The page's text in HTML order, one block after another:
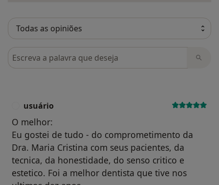
Pesquisar em opiniões
usuário
O melhor:
Eu gostei de tudo - do comprometimento da
Dra. Maria Cristina com seus pacientes, da
tecnica, da honestidade, do senso critico e
estetico. Foi a melhor dentista que tive nos